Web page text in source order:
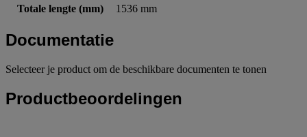
Totale lengte (mm)
1536 mm
Documentatie
Selecteer je product om de beschikbare documenten te tonen
Productbeoordelingen